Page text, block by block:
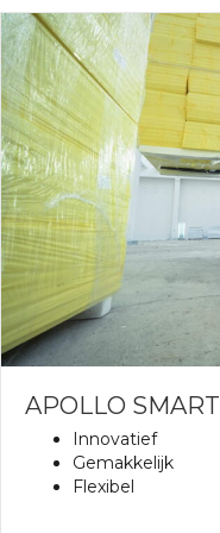
APOLLO SMART
Innovatief
Gemakkelijk
Flexibel